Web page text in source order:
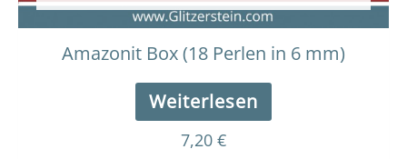
Amazonit Box (18 Perlen in 6 mm)
Weiterlesen
7,20 €